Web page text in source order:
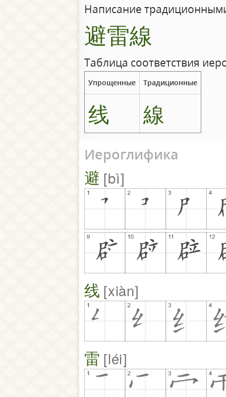
Написание
避雷線
Таблица соответствия
Упрощенные Традиционные
线 線
Иероглифика
避 bì
线 xiàn
雷 léi